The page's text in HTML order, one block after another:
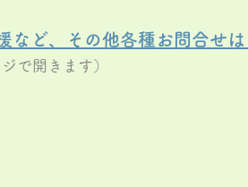
など、その他各種 お問合せ
ジで開きます）